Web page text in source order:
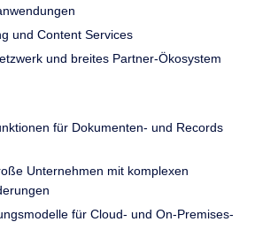
und Content Services
und breites Partner-Ökosystem
für Dokumenten- und Records
Unternehmen mit komplexen
für Cloud- und On-Premises-